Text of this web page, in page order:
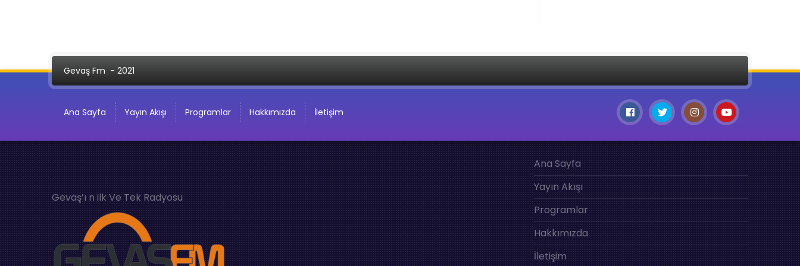
Gevaş Fm - 2021
Ana Sayfa Yayın Akışı Programlar Hakkımızda İletişim
Gevaş’ı n ilk Ve Tek Radyosu
Ana Sayfa
Yayın Akışı
Programlar
Hakkımızda
İletişim